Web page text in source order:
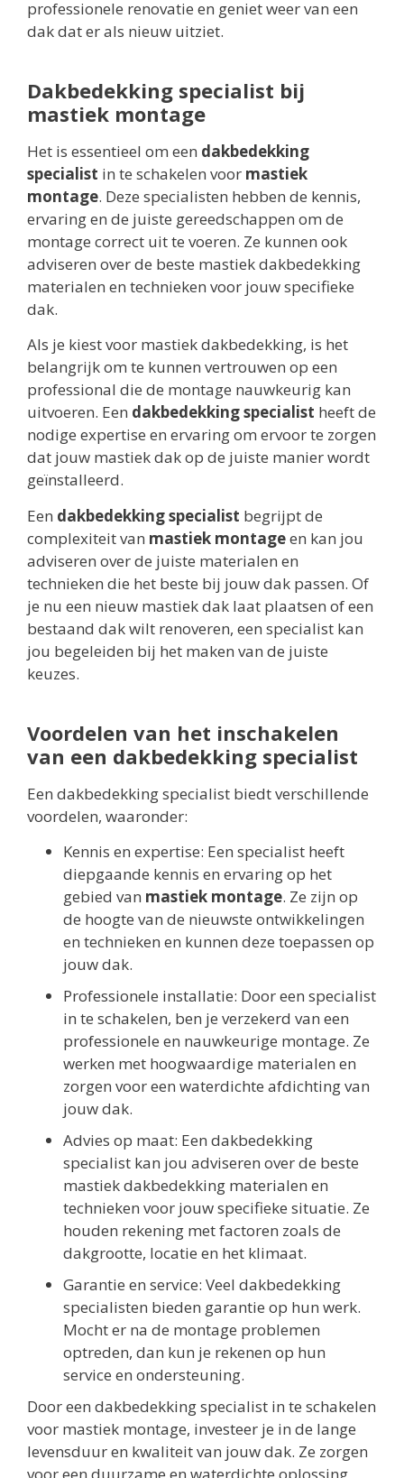
professionele renovatie en geniet weer van een
dak dat er als nieuw uitziet.
Dakbedekking specialist bij
mastiek montage
Het is essentieel om een dakbedekking
specialist in te schakelen voor mastiek
montage. Deze specialisten hebben de kennis,
ervaring en de juiste gereedschappen om de
montage correct uit te voeren. Ze kunnen ook
adviseren over de beste mastiek dakbedekking
materialen en technieken voor jouw specifieke
dak.
Als je kiest voor mastiek dakbedekking, is het
belangrijk om te kunnen vertrouwen op een
professional die de montage nauwkeurig kan
uitvoeren. Een dakbedekking specialist heeft de
nodige expertise en ervaring om ervoor te zorgen
dat jouw mastiek dak op de juiste manier wordt
geïnstalleerd.
Een dakbedekking specialist begrijpt de
complexiteit van mastiek montageen kan jou
adviseren over de juiste materialen en
technieken die het beste bij jouw dak passen. Of
je nu een nieuw mastiek dak laat plaatsen of een
bestaand dak wilt renoveren, een specialist kan
jou begeleiden bij het maken van de juiste
keuzes.
Voordelen van het inschakelen
van een dakbedekking specialist
Een dakbedekking specialist biedt verschillende
voordelen, waaronder:
Kennis en expertise: Een specialist heeft
diepgaande kennis en ervaring op het
gebied van mastiek montage. Ze zijn op
de hoogte van de nieuwste ontwikkelingen
en technieken en kunnen deze toepassen op
jouw dak.
Professionele installatie: Door een specialist
in te schakelen, ben je verzekerd van een
professionele en nauwkeurige montage. Ze
werken met hoogwaardige materialen en
zorgen voor een waterdichte afdichting van
jouw dak.
Advies op maat: Een dakbedekking
specialist kan jou adviseren over de beste
mastiek dakbedekking materialen en
technieken voor jouw specifieke situatie. Ze
houden rekening met factoren zoals de
dakgrootte, locatie en het klimaat.
Garantie en service: Veel dakbedekking
specialisten bieden garantie op hun werk.
Mocht er na de montage problemen
optreden, dan kun je rekenen op hun
service en ondersteuning.
Door een dakbedekking specialist in te schakelen
voor mastiek montage, investeer je in de lange
levensduur en kwaliteit van jouw dak. Ze zorgen